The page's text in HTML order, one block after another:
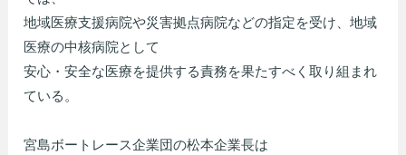
地域医療支援病院や災害拠点病院などの指定を受け、地域
医療の中核病院として
安心・安全な医療を提供する責務を果たすべく取り組まれ
ている。
宮島ボートレース企業団の松本企業長は